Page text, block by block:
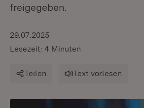
freigegeben.
29.07.2025
Lesezeit: 4 Minuten
Teilen Text vorlesen